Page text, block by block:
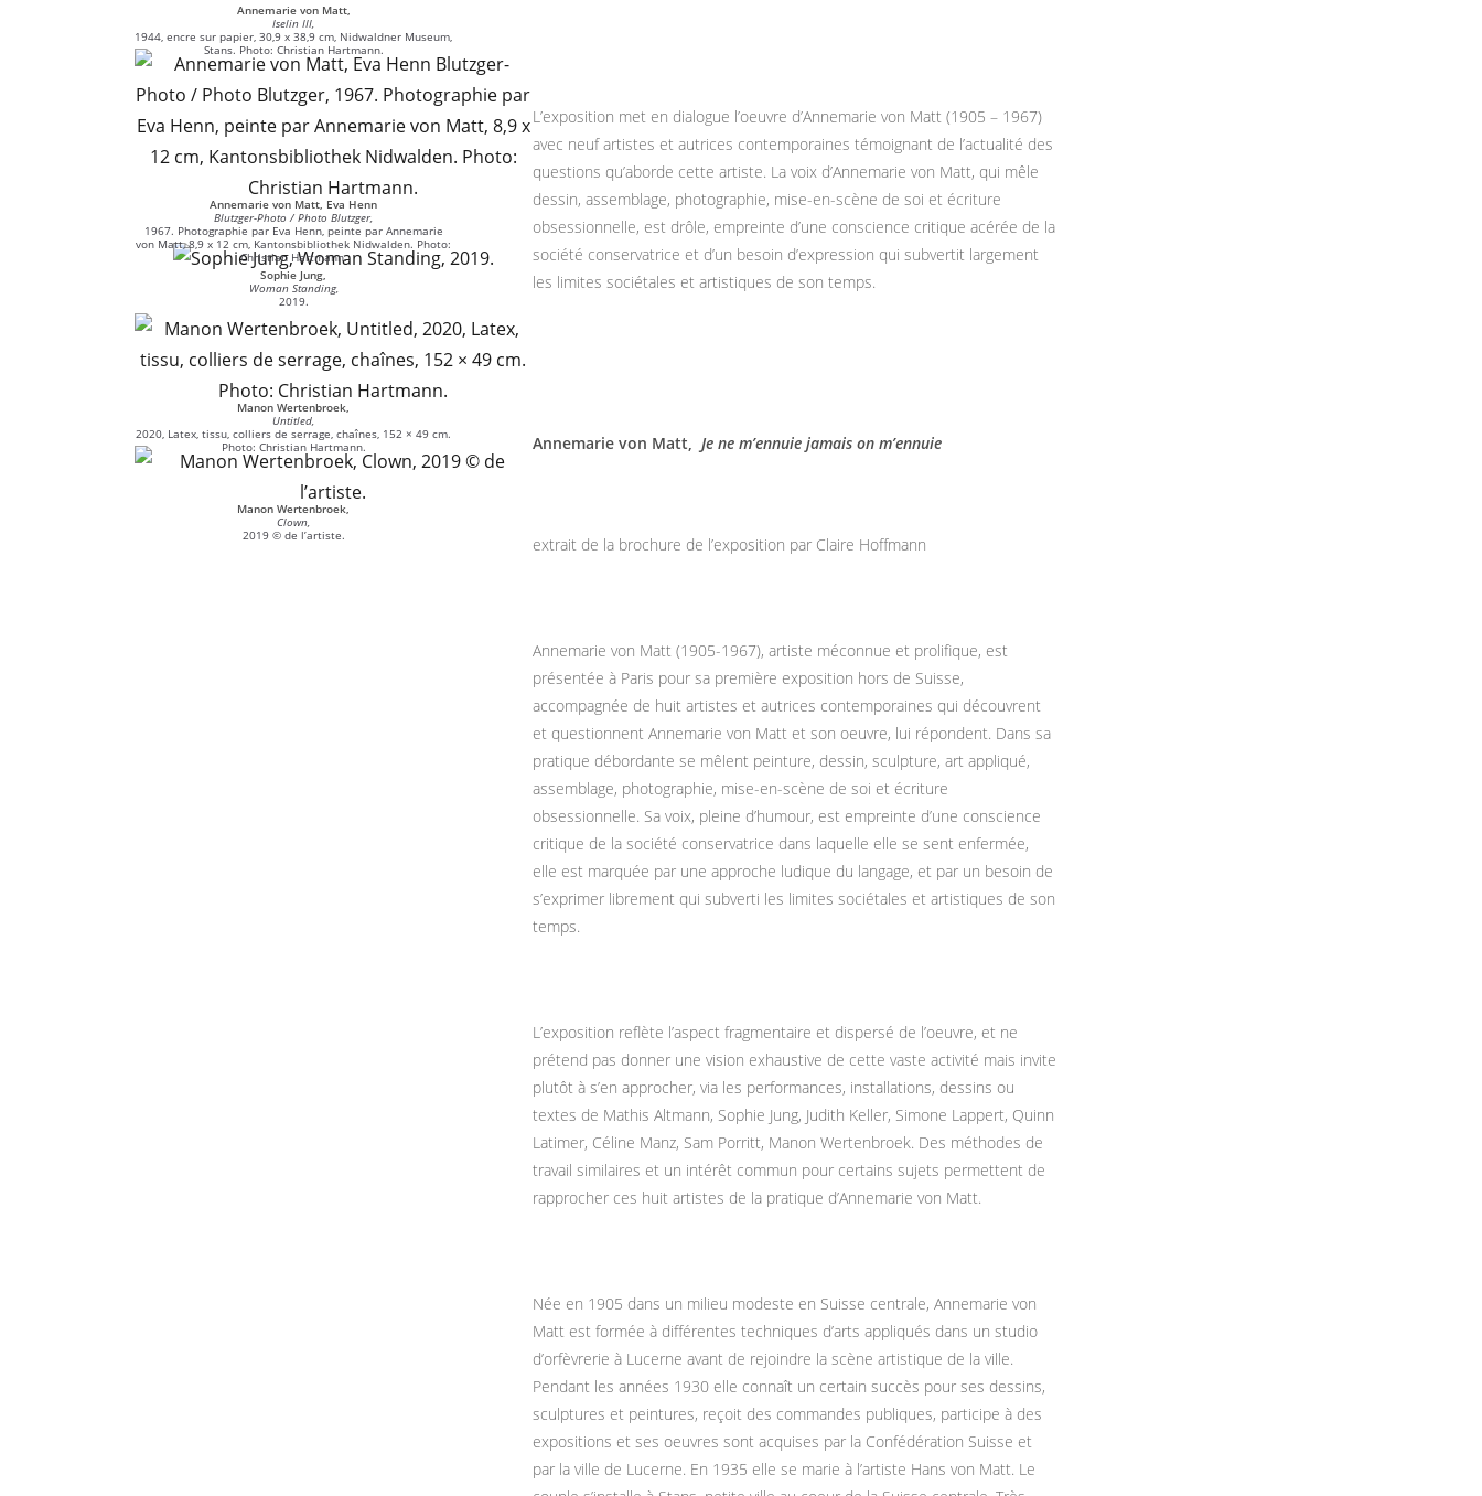
Annemarie von Matt,
Iselin III,
1944, encre sur papier, 30,9 x 38,9 cm, Nidwaldner Museum,
Stans. Photo: Christian Hartmann.
Annemarie von Matt, Eva Henn
Blutzger-Photo / Photo Blutzger,
1967. Photographie par Eva Henn, peinte par Annemarie
von Matt, 8,9 x 12 cm, Kantonsbibliothek Nidwalden. Photo:
Christian Hartmann.
Sophie Jung,
Woman Standing,
2019.
Manon Wertenbroek,
Untitled,
2020, Latex, tissu, colliers de serrage, chaînes, 152 × 49 cm.
Photo: Christian Hartmann.
Manon Wertenbroek,
Clown,
2019 © de l’artiste.
L’exposition met en dialogue l’oeuvre d’Annemarie von Matt (1905 – 1967)
avec neuf artistes et autrices contemporaines témoignant de l’actualité des
questions qu’aborde cette artiste. La voix d’Annemarie von Matt, qui mêle
dessin, assemblage, photographie, mise-en-scène de soi et écriture
obsessionnelle, est drôle, empreinte d’une conscience critique acérée de la
société conservatrice et d’un besoin d’expression qui subvertit largement
les limites sociétales et artistiques de son temps.
Annemarie von Matt, Je ne m’ennuie jamais on m’ennuie
extrait de la brochure de l’exposition par Claire Hoffmann
Annemarie von Matt (1905-1967), artiste méconnue et prolifique, est
présentée à Paris pour sa première exposition hors de Suisse,
accompagnée de huit artistes et autrices contemporaines qui découvrent
et questionnent Annemarie von Matt et son oeuvre, lui répondent. Dans sa
pratique débordante se mêlent peinture, dessin, sculpture, art appliqué,
assemblage, photographie, mise-en-scène de soi et écriture
obsessionnelle. Sa voix, pleine d’humour, est empreinte d’une conscience
critique de la société conservatrice dans laquelle elle se sent enfermée,
elle est marquée par une approche ludique du langage, et par un besoin de
s’exprimer librement qui subverti les limites sociétales et artistiques de son
temps.
L’exposition reflète l’aspect fragmentaire et dispersé de l’oeuvre, et ne
prétend pas donner une vision exhaustive de cette vaste activité mais invite
plutôt à s’en approcher, via les performances, installations, dessins ou
textes de Mathis Altmann, Sophie Jung, Judith Keller, Simone Lappert, Quinn
Latimer, Céline Manz, Sam Porritt, Manon Wertenbroek. Des méthodes de
travail similaires et un intérêt commun pour certains sujets permettent de
rapprocher ces huit artistes de la pratique d’Annemarie von Matt.
Née en 1905 dans un milieu modeste en Suisse centrale, Annemarie von
Matt est formée à différentes techniques d’arts appliqués dans un studio
d’orfèvrerie à Lucerne avant de rejoindre la scène artistique de la ville.
Pendant les années 1930 elle connaît un certain succès pour ses dessins,
sculptures et peintures, reçoit des commandes publiques, participe à des
expositions et ses oeuvres sont acquises par la Confédération Suisse et
par la ville de Lucerne. En 1935 elle se marie à l’artiste Hans von Matt. Le